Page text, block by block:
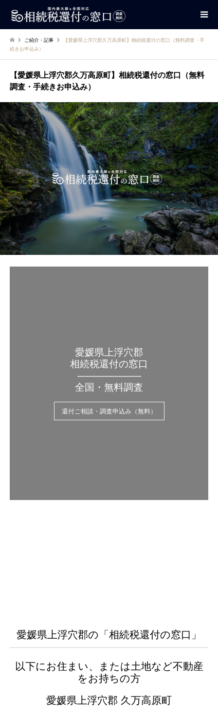
ご紹介・記事
【愛媛県上浮穴郡久万高原町】相続税還付の窓口（無料調査・手
続きお申込み）
【愛媛県上浮穴郡久万高原町】相続税還付の窓口（無料
調査・手続きお申込み）
愛媛県上浮穴郡
相続税還付の窓口
——————–
全国・無料調査
還付ご相談・調査申込み（無料）
愛媛県上浮穴郡の「相続税還付の窓口」
以下にお住まい、または土地など不動産
をお持ちの方
愛媛県上浮穴郡 久万高原町